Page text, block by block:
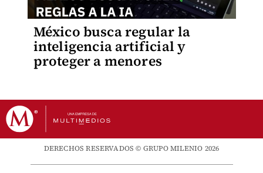
México busca regular la
inteligencia artificial y
proteger a menores
DERECHOS RESERVADOS © GRUPO MILENIO 2026